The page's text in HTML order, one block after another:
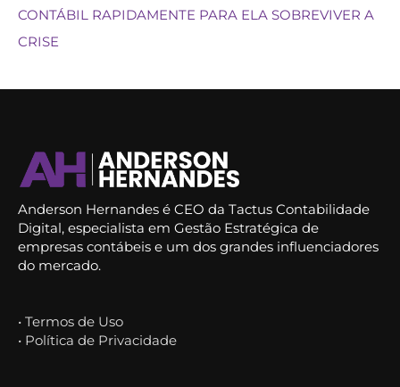
CONTÁBIL RAPIDAMENTE PARA ELA SOBREVIVER A
CRISE
Anderson Hernandes é CEO da Tactus Contabilidade
Digital, especialista em Gestão Estratégica de
empresas contábeis e um dos grandes influenciadores
do mercado.
• Termos de Uso
• Política de Privacidade